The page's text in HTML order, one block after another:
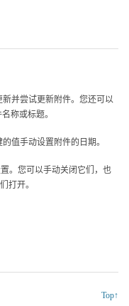
并尝试更新附件。您还可以
称或标题。
值手动设置附件的日期。
。您可以手动关闭它们，也
打开。
Top↑